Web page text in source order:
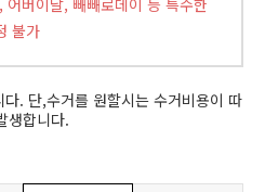
버이날, 빼빼로데이 등 특수한
불가
. 단,수거를 원할시는 수거비용이 따
생합니다.